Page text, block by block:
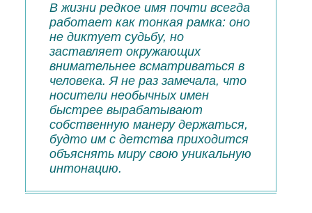
В жизни редкое имя почти всегда
работает как тонкая рамка: оно
не диктует судьбу, но
заставляет окружающих
внимательнее всматриваться в
человека. Я не раз замечала, что
носители необычных имен
быстрее вырабатывают
собственную манеру держаться,
будто им с детства приходится
объяснять миру свою уникальную
интонацию.